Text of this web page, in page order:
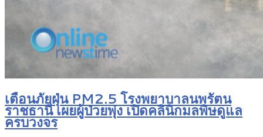
เตือนภัยฝุ่น PM2.5 โรงพยาบาลนพรัตน
ราชธานี เผยผู้ป่วยพุ่ง เปิดคลินิกมลพิษดูแล
ครบวงจร